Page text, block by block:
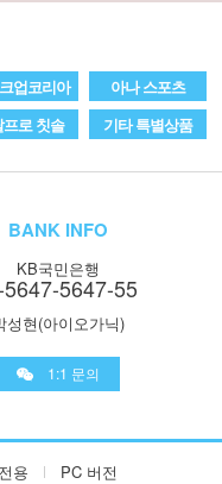
업코리아
아나 스포츠
프로 칫솔 기타 특별상품
BANK INFO
KB국민은행
5647-55
성현(아이오가닉)
1:1 문의
용 PC 버전